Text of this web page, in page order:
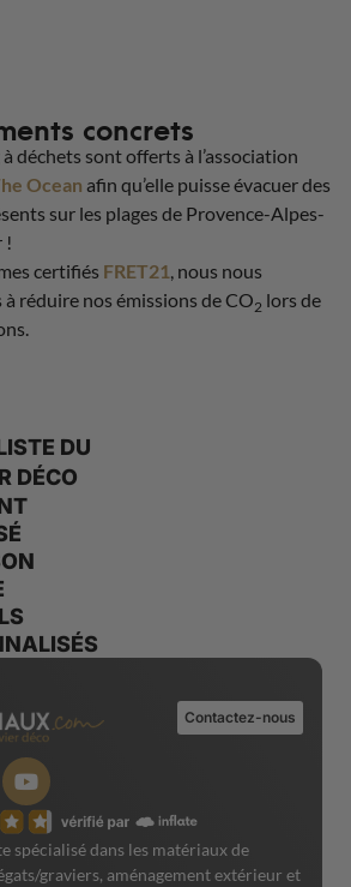
concrets
déchets sont offerts à l’association
Ocean afin qu’elle puisse évacuer des
sur les plages de Provence-Alpes-
!
certifiés FRET21, nous nous
à réduire nos émissions de CO2 lors de
DU
DÉCO
Contactez-nous
spécialisé dans les matériaux de
graviers, aménagement extérieur et